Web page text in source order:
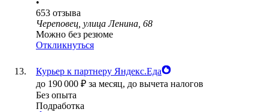
•
653 отзыва
Череповец, улица Ленина, 68
Можно без резюме
Откликнуться
Курьер к партнеру Яндекс.Еда
до 190 000 ₽ за месяц, до вычета налогов
Без опыта
Подработка